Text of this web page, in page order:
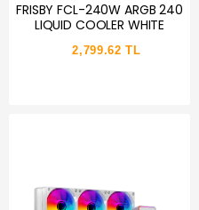
FRISBY FCL-240W ARGB 240
LIQUID COOLER WHITE
2,799.62 TL